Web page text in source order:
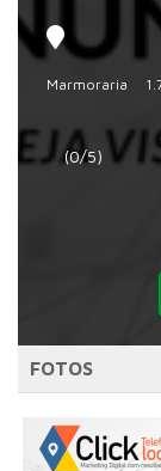
Marmoraria
(0/5)
FOTOS